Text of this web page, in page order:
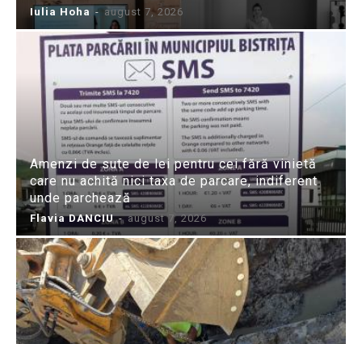
Iulia Hoha - august 7, 2026
Amenzi de sute de lei pentru cei fără vinietă
care nu achită nici taxa de parcare, indiferent
unde parchează
Flavia DANCIU - august 7, 2026